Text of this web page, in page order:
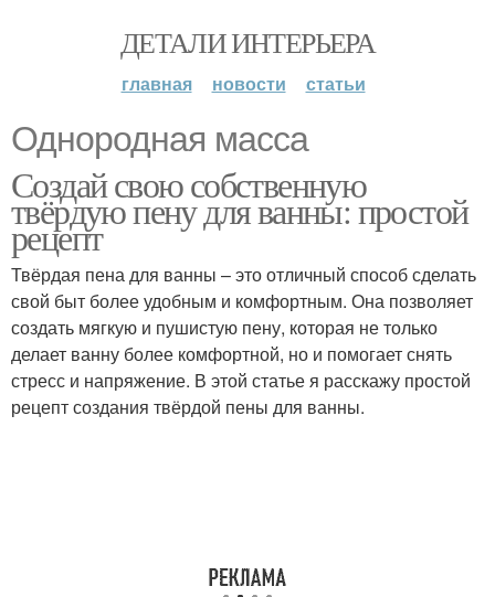
ДЕТАЛИ ИНТЕРЬЕРА
главная новости статьи
Однородная масса
Создай свою собственную
твёрдую пену для ванны: простой
рецепт
Твёрдая пена для ванны – это отличный способ сделать
свой быт более удобным и комфортным. Она позволяет
создать мягкую и пушистую пену, которая не только
делает ванну более комфортной, но и помогает снять
стресс и напряжение. В этой статье я расскажу простой
рецепт создания твёрдой пены для ванны.